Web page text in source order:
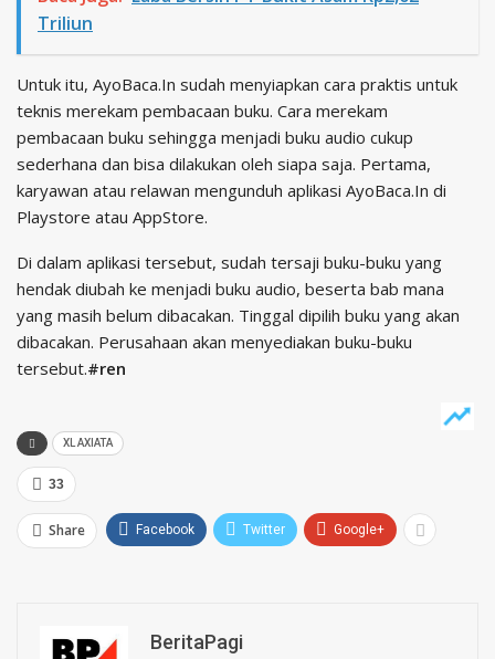
Triliun
Untuk itu, AyoBaca.In sudah menyiapkan cara praktis untuk
teknis merekam pembacaan buku. Cara merekam
pembacaan buku sehingga menjadi buku audio cukup
sederhana dan bisa dilakukan oleh siapa saja. Pertama,
karyawan atau relawan mengunduh aplikasi AyoBaca.In di
Playstore atau AppStore.
Di dalam aplikasi tersebut, sudah tersaji buku-buku yang
hendak diubah ke menjadi buku audio, beserta bab mana
yang masih belum dibacakan. Tinggal dipilih buku yang akan
dibacakan. Perusahaan akan menyediakan buku-buku
tersebut.#ren
XL AXIATA
33
Share Facebook Twitter Google+
BeritaPagi